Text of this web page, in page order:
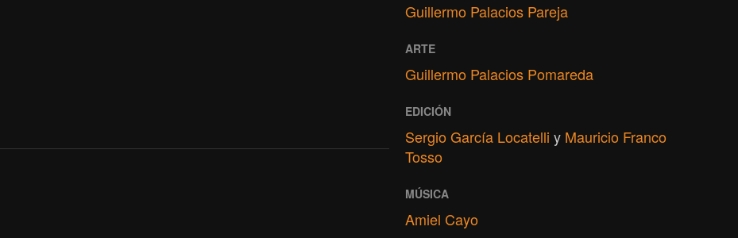
Guillermo Palacios Pareja
ARTE
Guillermo Palacios Pomareda
EDICIÓN
Sergio García Locatelli y Mauricio Franco
Tosso
MÚSICA
Amiel Cayo